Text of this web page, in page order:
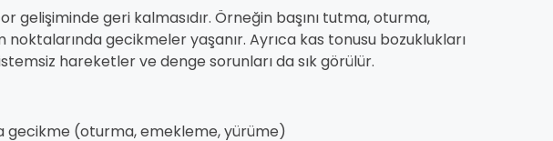
gelişiminde geri kalmasıdır. Örneğin başını tutma, oturma,
gecikmeler yaşanır. Ayrıca kas tonusu bozuklukları
hareketler ve denge sorunları da sık görülür.
gecikme (oturma, emekleme, yürüme)